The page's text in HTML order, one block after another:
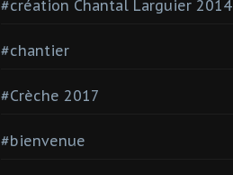
#création Chantal Larguier 2014
#chantier
#Crèche 2017
#bienvenue